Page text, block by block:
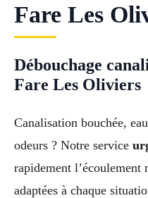
Fare Les
Débouchage
Fare Les Oliviers
Canalisation bouchée,
odeurs ? Notre service
rapidement l’écoulement
adaptées à chaque